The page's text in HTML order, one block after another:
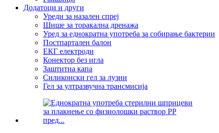
Додатоци и други
Уреди за назален спреј
Шише за торакална дренажа
Уред за еднократна употреба за собирање бактерии
Постпартален балон
ЕКГ електроди
Конектор без игла
Заштитна капа
Силиконски гел за лузни
Гел за ултразвучна трансмисија